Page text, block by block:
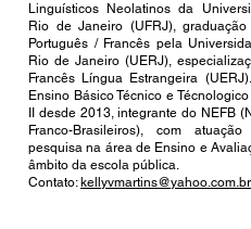
Linguísticos Neolatinos da
Rio de Janeiro (UFRJ),
Português / Francês pela
Rio de Janeiro (UERJ),
Francês Língua Estrangeira
Ensino Básico Técnico e
II desde 2013, integrante do NEFB
Franco-Brasileiros), com
pesquisa na área de Ensino e
âmbito da escola pública.
Contato: kellyvmartins@yahoo.com.br